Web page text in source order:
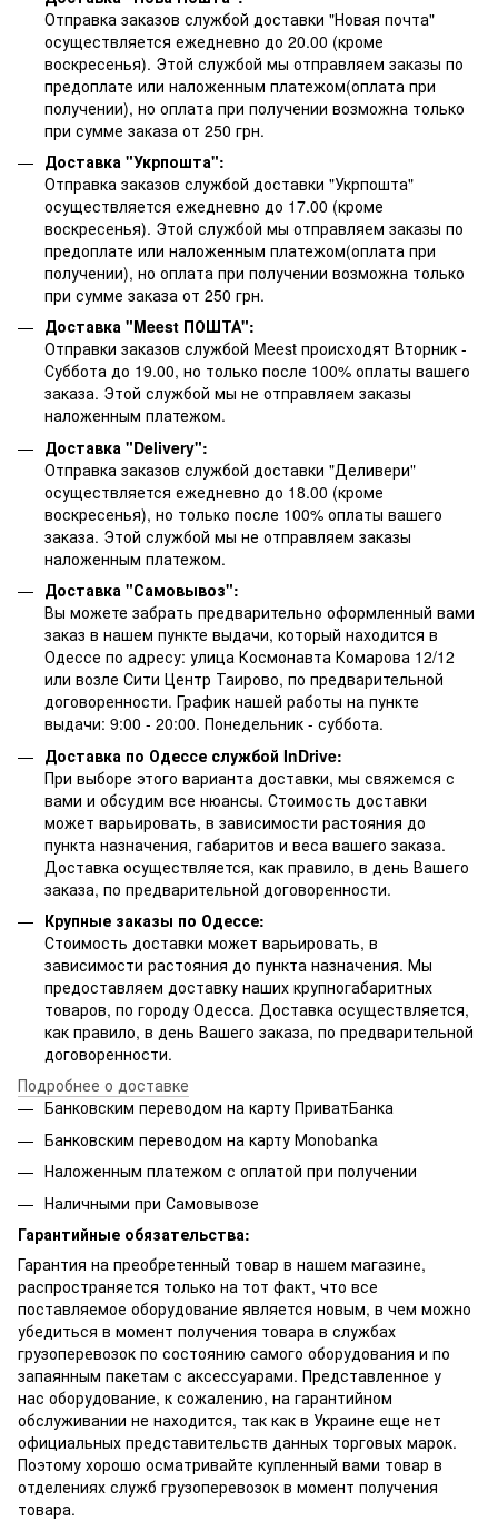
Отправка заказов службой доставки "Новая почта"
осуществляется ежедневно до 20.00 (кроме
воскресенья). Этой службой мы отправляем заказы по
предоплате или наложенным платежом(оплата при
получении), но оплата при получении возможна только
при сумме заказа от 250 грн.
Доставка "Укрпошта":
Отправка заказов службой доставки "Укрпошта"
осуществляется ежедневно до 17.00 (кроме
воскресенья). Этой службой мы отправляем заказы по
предоплате или наложенным платежом(оплата при
получении), но оплата при получении возможна только
при сумме заказа от 250 грн.
Доставка "Meest ПОШТА":
Отправки заказов службой Meest происходят Вторник -
Суббота до 19.00, но только после 100% оплаты вашего
заказа. Этой службой мы не отправляем заказы
наложенным платежом.
Доставка "Delivery":
Отправка заказов службой доставки "Деливери"
осуществляется ежедневно до 18.00 (кроме
воскресенья), но только после 100% оплаты вашего
заказа. Этой службой мы не отправляем заказы
наложенным платежом.
Доставка "Самовывоз":
Вы можете забрать предварительно оформленный вами
заказ в нашем пункте выдачи, который находится в
Одессе по адресу: улица Космонавта Комарова 12/12
или возле Сити Центр Таирово, по предварительной
договоренности. График нашей работы на пункте
выдачи: 9:00 - 20:00. Понедельник - суббота.
Доставка по Одессе службой InDrive:
При выборе этого варианта доставки, мы свяжемся с
вами и обсудим все нюансы. Стоимость доставки
может варьировать, в зависимости растояния до
пункта назначения, габаритов и веса вашего заказа.
Доставка осуществляется, как правило, в день Вашего
заказа, по предварительной договоренности.
Крупные заказы по Одессе:
Стоимость доставки может варьировать, в
зависимости растояния до пункта назначения. Мы
предоставляем доставку наших крупногабаритных
товаров, по городу Одесса. Доставка осуществляется,
как правило, в день Вашего заказа, по предварительной
договоренности.
Подробнее о доставке
Банковским переводом на карту ПриватБанка
Банковским переводом на карту Мonobanka
Наложенным платежом с оплатой при получении
Наличными при Самовывозе
Гарантийные обязательства:
Гарантия на преобретенный товар в нашем магазине,
распространяется только на тот факт, что все
поставляемое оборудование является новым, в чем можно
убедиться в момент получения товара в службах
грузоперевозок по состоянию самого оборудования и по
запаянным пакетам с аксессуарами. Представленное у
нас оборудование, к сожалению, на гарантийном
обслуживании не находится, так как в Украине еще нет
официальных представительств данных торговых марок.
Поэтому хорошо осматривайте купленный вами товар в
отделениях служб грузоперевозок в момент получения
товара.